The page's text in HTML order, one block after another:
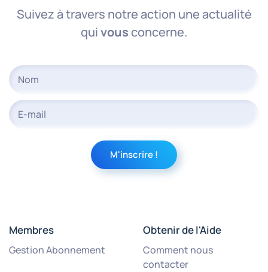
Suivez à travers notre action une actualité
quivousconcerne.
Membres
Gestion Abonnement
Obtenir de l'Aide
Comment nous
contacter